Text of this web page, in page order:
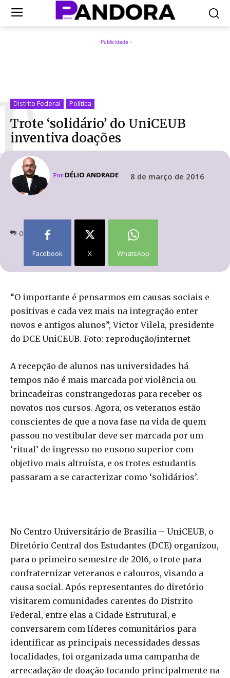
-Publicidade -
Distrito Federal Política
Trote ‘solidário’ do UniCEUB
inventiva doações
Por:DÉLIO ANDRADE 8 de março de 2016
0
Facebook X WhatsApp
“O importante é pensarmos em causas sociais e
positivas e cada vez mais na integração enter
novos e antigos alunos”, Victor Vilela, presidente
do DCE UniCEUB. Foto: reprodução/internet
A recepção de alunos nas universidades há
tempos não é mais marcada por violência ou
brincadeiras constrangedoras para receber os
novatos nos cursos. Agora, os veteranos estão
conscientes de que a nova fase na vida de quem
passou no vestibular deve ser marcada por um
‘ritual’ de ingresso no ensono superior com
objetivo mais altruísta, e os trotes estudantis
passaram a se caracterizar como ‘solidários’.
No Centro Universitário de Brasília – UniCEUB, o
Diretório Central dos Estudantes (DCE) organizou,
para o primeiro semestre de 2016, o trote para
confraternizar veteranos e calouros, visando a
causa social. Após representantes do diretório
visitarem comunidades carentes do Distrito
Federal, entre elas a Cidade Estrutural, e
conversarem com líderes comunitários para
identificar as principais necessidades dessas
localidades, foi organizada uma campanha de
arrecadação de doação focando principalmente na